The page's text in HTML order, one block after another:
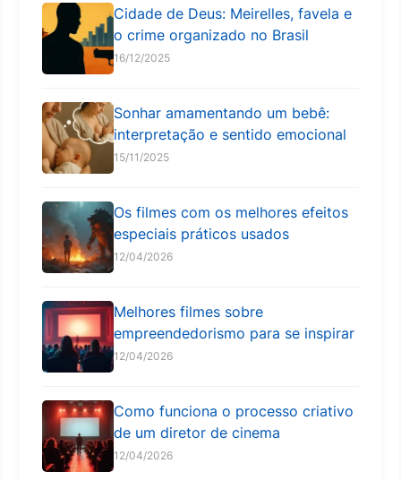
Cidade de Deus: Meirelles, favela e
o crime organizado no Brasil
16/12/2025
Sonhar amamentando um bebê:
interpretação e sentido emocional
15/11/2025
Os filmes com os melhores efeitos
especiais práticos usados
12/04/2026
Melhores filmes sobre
empreendedorismo para se inspirar
12/04/2026
Como funciona o processo criativo
de um diretor de cinema
12/04/2026